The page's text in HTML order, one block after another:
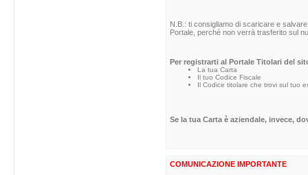
N.B.: ti consigliamo di scaricare e
Portale, perché non verrà trasferito sul
Per registrarti al Portale Titolari del
La tua Carta
Il tuo Codice Fiscale
Il Codice titolare che trovi sul tuo
Se la tua Carta è aziendale, invece,
COMUNICAZIONE IMPORTANTE